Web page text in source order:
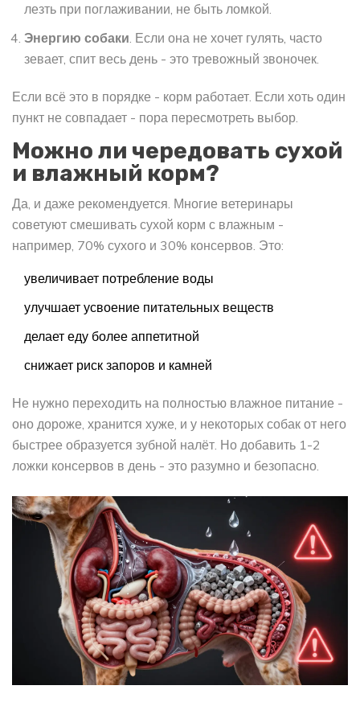
лезть при поглаживании, не быть ломкой.
Энергию собаки. Если она не хочет гулять, часто
зевает, спит весь день - это тревожный звоночек.
Если всё это в порядке - корм работает. Если хоть один
пункт не совпадает - пора пересмотреть выбор.
Можно ли чередовать сухой
и влажный корм?
Да, и даже рекомендуется. Многие ветеринары
советуют смешивать сухой корм с влажным -
например, 70% сухого и 30% консервов. Это:
увеличивает потребление воды
улучшает усвоение питательных веществ
делает еду более аппетитной
снижает риск запоров и камней
Не нужно переходить на полностью влажное питание -
оно дороже, хранится хуже, и у некоторых собак от него
быстрее образуется зубной налёт. Но добавить 1-2
ложки консервов в день - это разумно и безопасно.